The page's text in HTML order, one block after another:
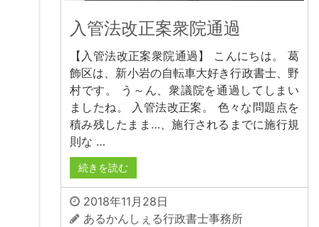
入管法改正案衆院通過
【入管法改正案衆院通過】 こんにちは。 葛
飾区は、新小岩の自転車大好き行政書士、野
村です。 う～ん、衆議院を通過してしまい
ましたね。 入管法改正案。 色々な問題点を
積み残したまま…、施行されるまでに施行規
則な …
続きを読む
2018年11月28日
あるかんしぇる行政書士事務所